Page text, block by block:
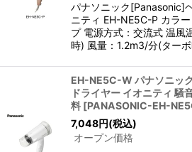
パナソニック[Panasonic]
ニティ EH-NE5C-P カラ
プ 電源方式：交流式 温
時) 風量：1.2m3/分(ター
EH-NE5C-W パナソニッ
ドライヤー イオニティ 騒
料 [PANASONIC-EH-
7,048円(税込)
オープン価格